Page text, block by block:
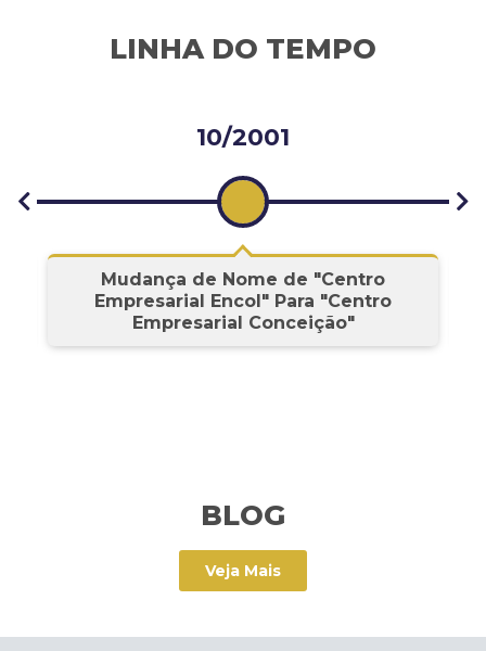
LINHA DO TEMPO
10/2001
Mudança de Nome de "Centro
Empresarial Encol" Para "Centro
Empresarial Conceição"
BLOG
Veja Mais